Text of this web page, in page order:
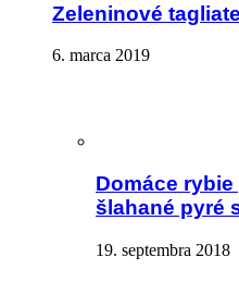
Zeleninové
6. marca 2019
Domáce
šlahané pyré
19. septembra 2018